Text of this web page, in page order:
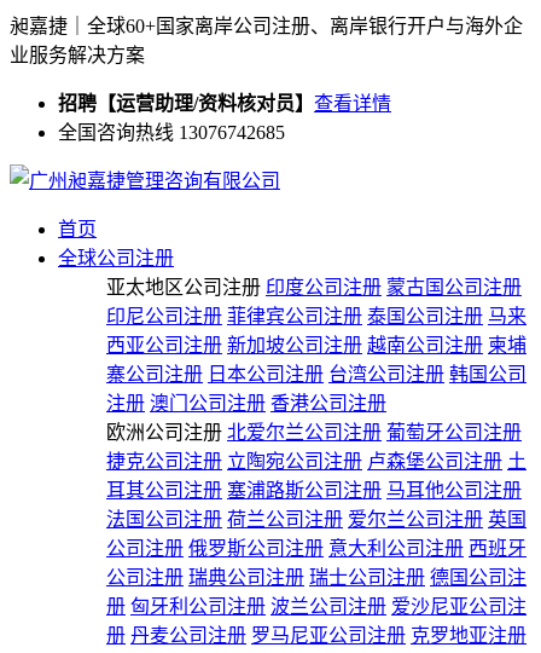
昶嘉捷｜全球60+国家离岸公司注册、离岸银行开户与海外企
业服务解决方案
招聘【运营助理/资料核对员】 查看详情
全国咨询热线 13076742685
首页
全球公司注册
亚太地区公司注册 印度公司注册 蒙古国公司注册
印尼公司注册 菲律宾公司注册 泰国公司注册 马来
西亚公司注册 新加坡公司注册 越南公司注册 柬埔
寨公司注册 日本公司注册 台湾公司注册 韩国公司
注册 澳门公司注册 香港公司注册
欧洲公司注册 北爱尔兰公司注册 葡萄牙公司注册
捷克公司注册 立陶宛公司注册 卢森堡公司注册 土
耳其公司注册 塞浦路斯公司注册 马耳他公司注册
法国公司注册 荷兰公司注册 爱尔兰公司注册 英国
公司注册 俄罗斯公司注册 意大利公司注册 西班牙
公司注册 瑞典公司注册 瑞士公司注册 德国公司注
册 匈牙利公司注册 波兰公司注册 爱沙尼亚公司注
册 丹麦公司注册 罗马尼亚公司注册 克罗地亚注册